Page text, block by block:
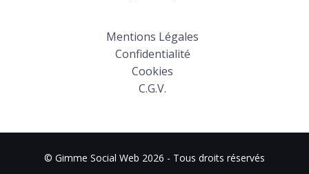
Mentions Légales
Confidentialité
Cookies
C.G.V.
© Gimme Social Web 2026 - Tous droits réservés